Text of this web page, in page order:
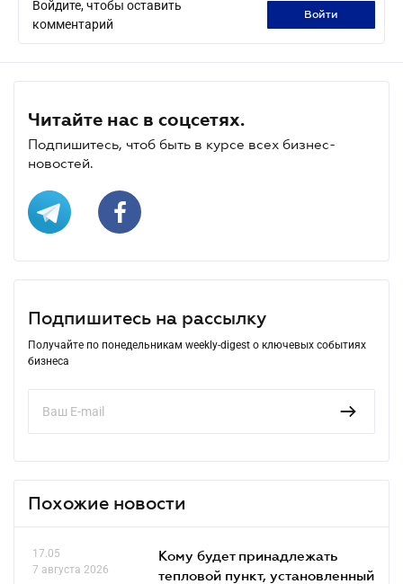
Войдите, чтобы оставить
комментарий
войти
Читайте нас в соцсетях.
Подпишитесь, чтоб быть в курсе всех бизнес-
новостей.
Подпишитесь на рассылку
Получайте по понедельникам weekly-digest о ключевых событиях
бизнеса
Похожие новости
17.05
7 августа 2026
Кому будет принадлежать
тепловой пункт, установленный